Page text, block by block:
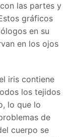
las partes y
gráficos
en su
en los ojos
iris contiene
los tejidos
lo que lo
de
cuerpo se